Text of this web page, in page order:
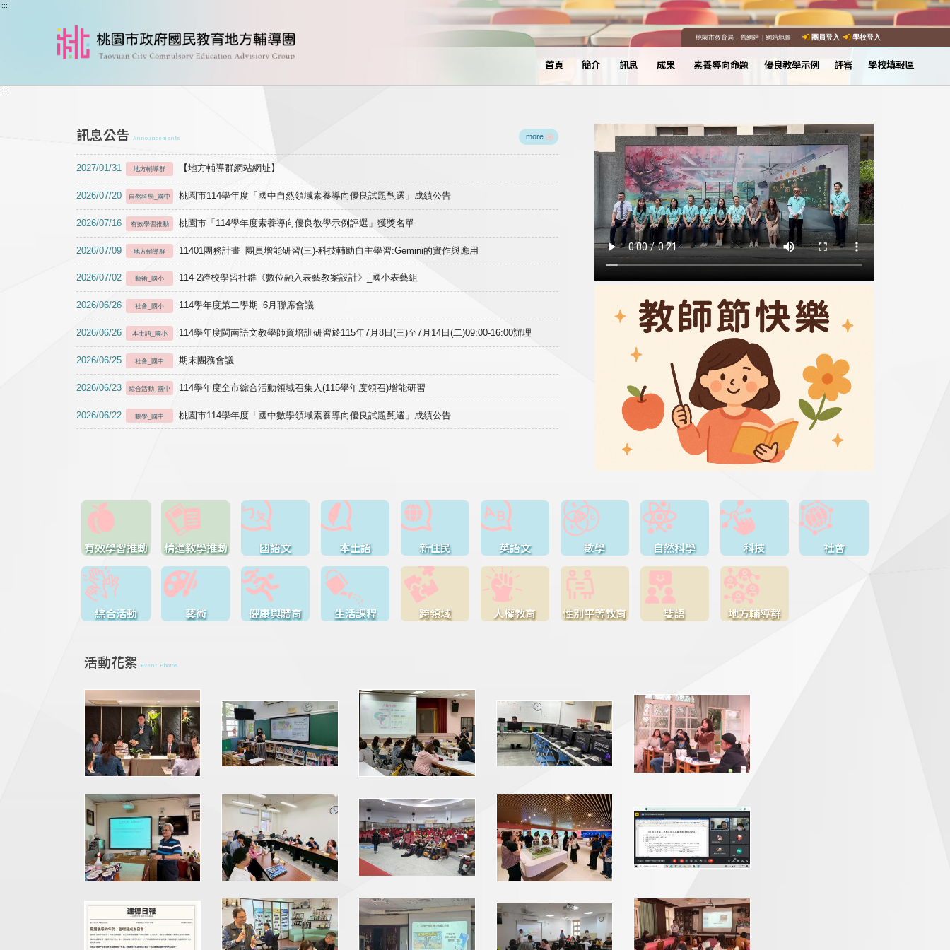
跳到主要內容
:::
桃園市教育局｜ 舊網站｜ 網站地圖 團員登入 學校登入
首頁 簡介 訊息 成果 素養導向命題 優良教學示例 評審 學校填報區
:::
訊息公告 Announcements more
2027/01/31 地方輔導群 【地方輔導群網站網址】
2026/07/20 自然科學_國中 桃園市114學年度「國中自然領域素養導向優良試題甄選」成績公告
2026/07/16 有效學習推動 桃園市「114學年度素養導向優良教學示例評選」獲獎名單
2026/07/09 地方輔導群 11401團務計畫 團員增能研習(三)-科技輔助自主學習:Gemini的實作與應用
2026/07/02 藝術_國小 114-2跨校學習社群《數位融入表藝教案設計》_國小表藝組
2026/06/26 社會_國小 114學年度第二學期 6月聯席會議
2026/06/26 本土語_國小 114學年度閩南語文教學師資培訓研習於115年7月8日(三)至7月14日(二)09:00-16:00辦理
2026/06/25 社會_國中 期末團務會議
2026/06/23 綜合活動_國中 114學年度全市綜合活動領域召集人(115學年度領召)增能研習
2026/06/22 數學_國中 桃園市114學年度「國中數學領域素養導向優良試題甄選」成績公告
有效學習推動 精進教學推動 國語文 本土語 新住民 英語文 數學 自然科學 科技 社會
綜合活動 藝術 健康與體育 生活課程 跨領域 人權教育 性別平等教育 雙語 地方輔導群
活動花絮 Event Photos